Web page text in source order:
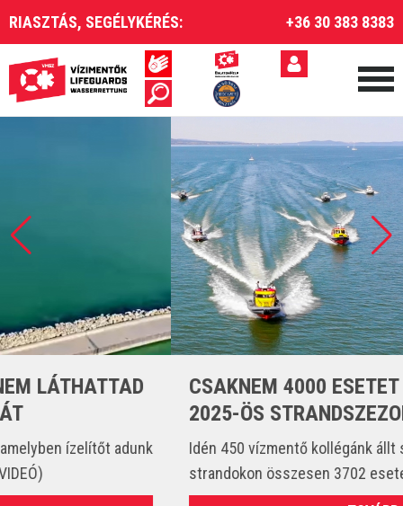
RIASZTÁS, SEGÉLYKÉRÉS: +36 30 383 8383
CSAKNEM 4000 ESETET LÁTTUNK EL A
2025-ÖS STRANDSZEZONBAN
Idén 450 vízmentő kollégánk állt szolgálatba és csak a
strandokon összesen 3702 esetet látott el. (VIDEÓ)